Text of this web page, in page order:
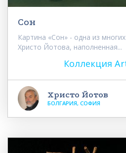
Сон
Картина «Сон» - одна из
Христо Йотова, наполненная...
Коллекция
Христо Йотов
БОЛГАРИЯ, СОФИЯ